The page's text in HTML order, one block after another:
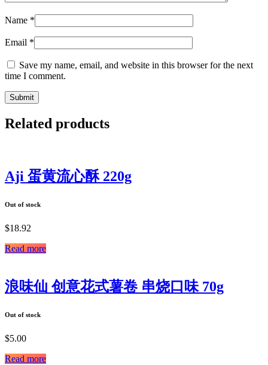
Name *
Email *
Save my name, email, and website in this browser for the next
time I comment.
Related products
Aji 蛋黄流心酥 220g
Out of stock
$18.92
Read more
浪味仙 创意花式薯卷 串烧口味 70g
Out of stock
$5.00
Read more